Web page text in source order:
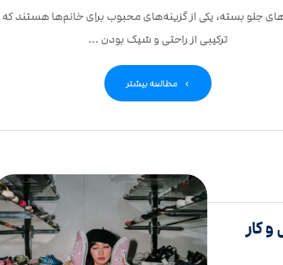
جلو بسته، یکی از گزینه‌های محبوب برای خانم‌ها هستند که
ترکیبی از راحتی و شیک بودن ...
مطالعه بیشتر
کار